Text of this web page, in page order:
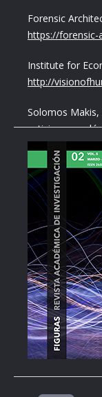
Forensic
https://forensic-
Institute for
http://
Solomos Makis,
activismo
Weizman,
Álvarez